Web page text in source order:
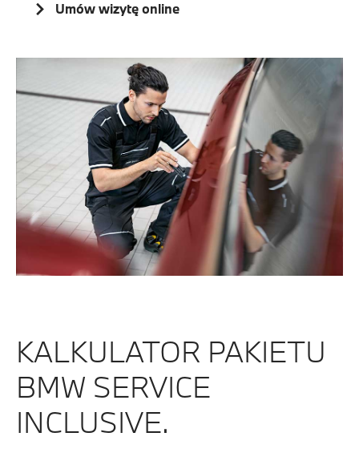
Umów wizytę online
KALKULATOR PAKIETU
BMW SERVICE
INCLUSIVE.